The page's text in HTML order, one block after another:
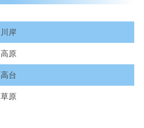
川岸
高原
高台
草原